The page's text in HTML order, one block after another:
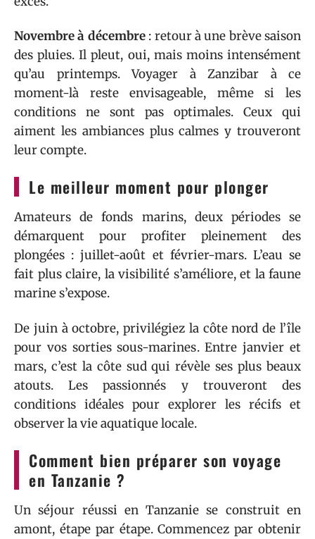
Novembre à décembre: retour à une brève saison
des pluies. Il pleut, oui, mais moins intensément
qu’au printemps. Voyager à Zanzibar à ce
moment-là reste envisageable, même si les
conditions ne sont pas optimales. Ceux qui
aiment les ambiances plus calmes y trouveront
leur compte.
Le meilleur moment pour plonger
Amateurs de fonds marins, deux périodes se
démarquent pour profiter pleinement des
plongées : juillet-août et février-mars. L’eau se
fait plus claire, la visibilité s’améliore, et la faune
marine s’expose.
De juin à octobre, privilégiez la côte nord de l’île
pour vos sorties sous-marines. Entre janvier et
mars, c’est la côte sud qui révèle ses plus beaux
atouts. Les passionnés y trouveront des
conditions idéales pour explorer les récifs et
observer la vie aquatique locale.
Comment bien préparer son voyage
en Tanzanie ?
Un séjour réussi en Tanzanie se construit en
amont, étape par étape. Commencez par obtenir